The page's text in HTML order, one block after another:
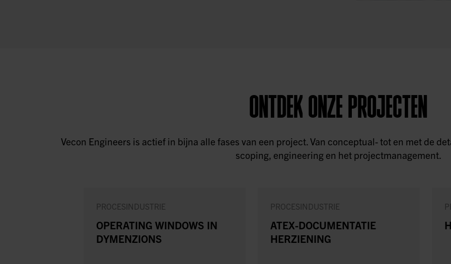
ONTDEK ONZE PROJECTEN
Vecon Engineers is actief in bijna alle fases van een project. Van conceptual- tot en met de
scoping, engineering en het projectmanagement.
PROCESINDUSTRIE
OPERATING WINDOWS IN
DYMENZIONS
PROCESINDUSTRIE
ATEX-DOCUMENTATIE
HERZIENING